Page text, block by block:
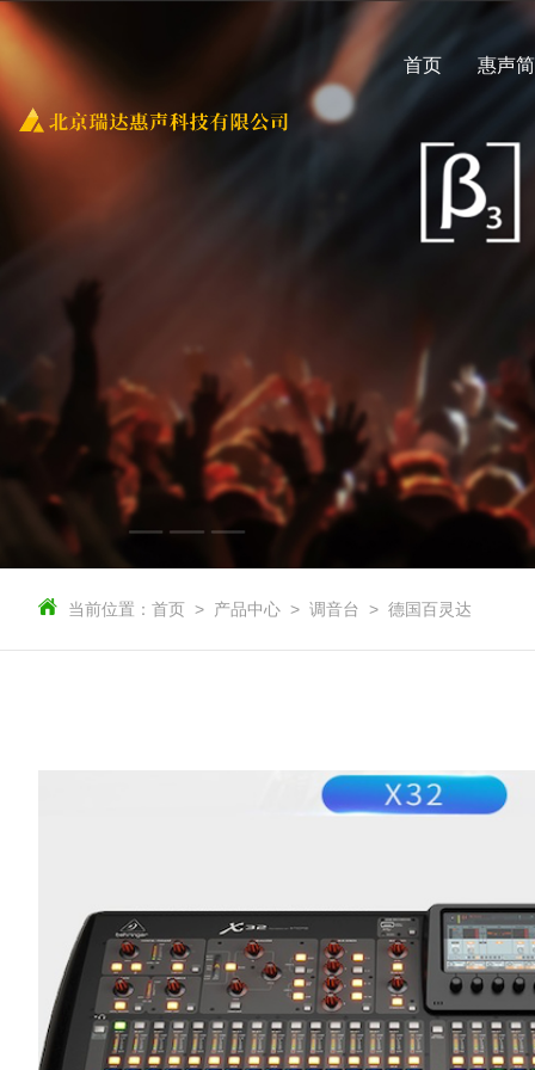
首页 惠声
当前位置： 首页 产品中心 调音台 德国百灵达